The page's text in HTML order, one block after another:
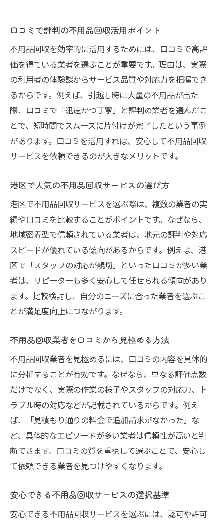
口コミで評判の不用品回収活用ポイント
不用品回収を効率的に活用するためには、口コミで高評
価を得ている業者を選ぶことが重要です。理由は、実際
の利用者の体験談からサービス品質や対応力を把握でき
るからです。例えば、引越し時に大量の不用品が出た
際、口コミで「迅速かつ丁寧」と評判の業者を選んだこ
とで、短時間でスムーズに片付けが完了したという事例
があります。口コミを活用すれば、安心して不用品回収
サービスを依頼できるのが大きなメリットです。
港区で人気の不用品回収サービスの選び方
港区で不用品回収サービスを選ぶ際は、複数の業者の実
績や口コミを比較することがポイントです。なぜなら、
地域密着型で信頼されている業者は、地元の評判や対応
スピードが優れている傾向があるからです。例えば、港
区で「スタッフの対応が親切」といった口コミが多い業
者は、リピーターも多く安心して任せられる傾向があり
ます。比較検討し、自分のニーズに合った業者を選ぶこ
とが満足度向上につながります。
不用品回収業者を口コミから見極める方法
不用品回収業者を見極めるには、口コミの内容を具体的
に分析することが有効です。なぜなら、単なる評価点数
だけでなく、実際の作業の様子やスタッフの対応力、ト
ラブル時の対応などが記載されているからです。例え
ば、「見積もり通りの料金で追加請求がなかった」な
ど、具体的なエピソードが多い業者は信頼性が高いと判
断できます。口コミの質を重視して選ぶことで、安心し
て依頼できる業者を見つけやすくなります。
安心できる不用品回収サービスの選択基準
安心できる不用品回収サービスを選ぶには、認可や許可